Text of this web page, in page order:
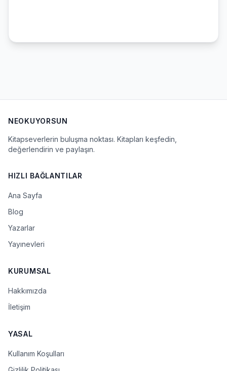
NEOKUYORSUN
Kitapseverlerin buluşma noktası. Kitapları keşfedin,
değerlendirin ve paylaşın.
HIZLI BAĞLANTILAR
Ana Sayfa
Blog
Yazarlar
Yayınevleri
KURUMSAL
Hakkımızda
İletişim
YASAL
Kullanım Koşulları